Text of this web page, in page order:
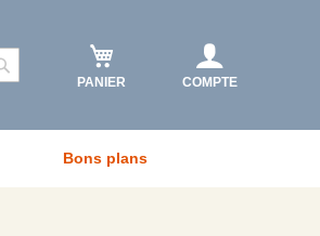
RechercherPANIER COMPTE
Bons plans